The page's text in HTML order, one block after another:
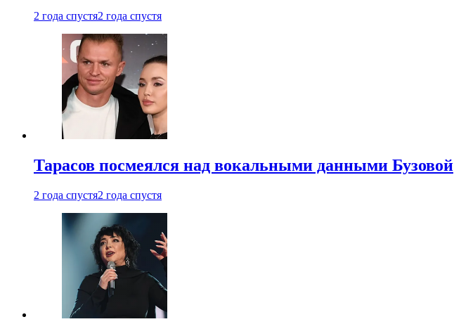
2 года спустя2 года спустя
Тарасов посмеялся над вокальными данными Бузовой
2 года спустя2 года спустя